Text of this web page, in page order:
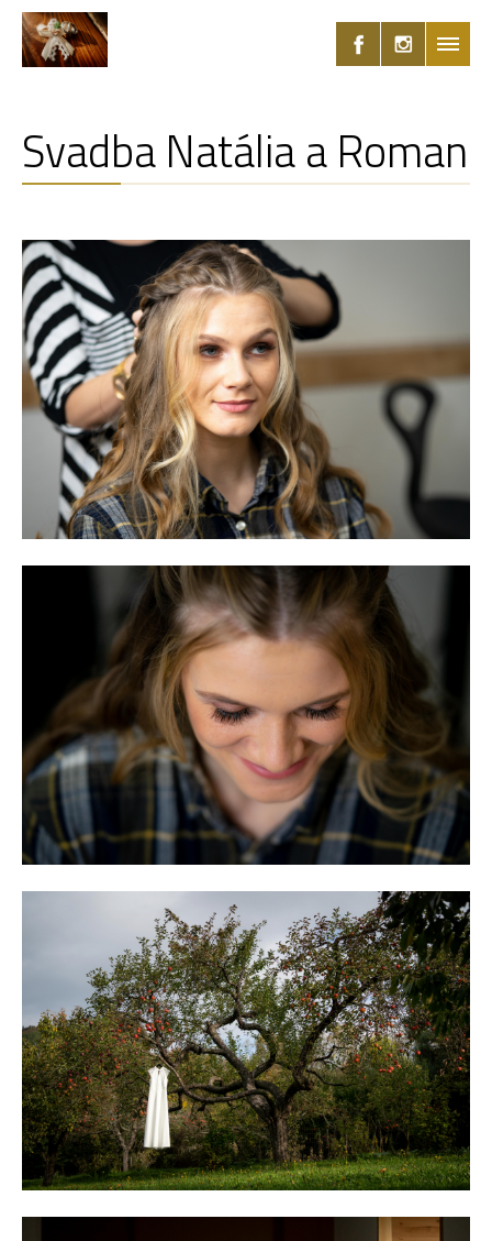
Svadba Natália a Roman